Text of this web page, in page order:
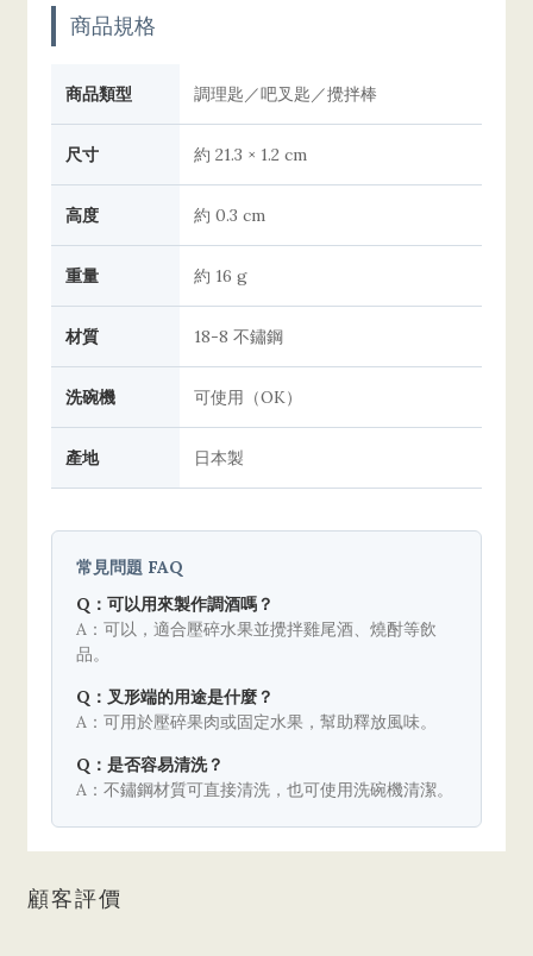
商品規格
商品類型 調理匙／吧叉匙／攪拌棒
尺寸 約 21.3 × 1.2 cm
高度 約 0.3 cm
重量 約 16 g
材質 18-8 不鏽鋼
洗碗機 可使用（OK）
產地 日本製
常見問題 FAQ
Q：可以用來製作調酒嗎？
A：可以，適合壓碎水果並攪拌雞尾酒、燒酎等飲
品。
Q：叉形端的用途是什麼？
A：可用於壓碎果肉或固定水果，幫助釋放風味。
Q：是否容易清洗？
A：不鏽鋼材質可直接清洗，也可使用洗碗機清潔。
顧客評價